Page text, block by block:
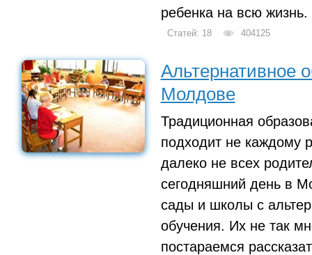
ребенка на всю жизнь.
Статей: 18 404125
Альтернативное
Молдове
Традиционная
подходит не каждому
далеко не всех
сегодняшний день в
сады и школы с
обучения. Их не так
постараемся